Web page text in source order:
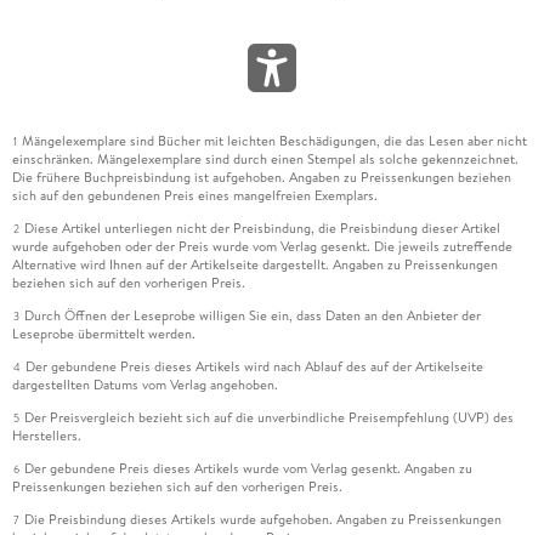
1 Mängelexemplare sind Bücher mit leichten Beschädigungen, die das Lesen aber nicht
einschränken. Mängelexemplare sind durch einen Stempel als solche gekennzeichnet.
Die frühere Buchpreisbindung ist aufgehoben. Angaben zu Preissenkungen beziehen
sich auf den gebundenen Preis eines mangelfreien Exemplars.
2 Diese Artikel unterliegen nicht der Preisbindung, die Preisbindung dieser Artikel
wurde aufgehoben oder der Preis wurde vom Verlag gesenkt. Die jeweils zutreffende
Alternative wird Ihnen auf der Artikelseite dargestellt. Angaben zu Preissenkungen
beziehen sich auf den vorherigen Preis.
3 Durch Öffnen der Leseprobe willigen Sie ein, dass Daten an den Anbieter der
Leseprobe übermittelt werden.
4 Der gebundene Preis dieses Artikels wird nach Ablauf des auf der Artikelseite
dargestellten Datums vom Verlag angehoben.
5 Der Preisvergleich bezieht sich auf die unverbindliche Preisempfehlung (UVP) des
Herstellers.
6 Der gebundene Preis dieses Artikels wurde vom Verlag gesenkt. Angaben zu
Preissenkungen beziehen sich auf den vorherigen Preis.
7 Die Preisbindung dieses Artikels wurde aufgehoben. Angaben zu Preissenkungen